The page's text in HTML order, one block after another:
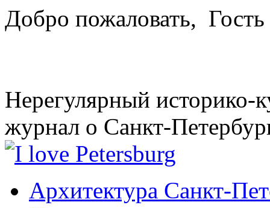
Добро пожаловать, Гость
Нерегулярный историко-
журнал о Санкт-
Архитектура Санкт-